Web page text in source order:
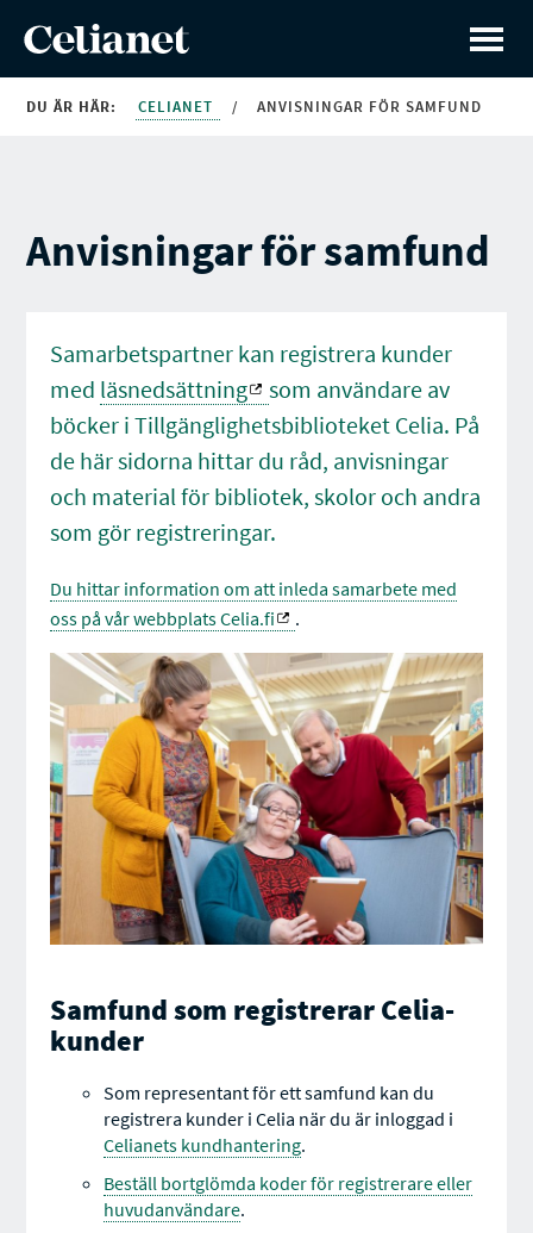
DU ÄR HÄR: CELIANET / ANVISNINGAR FÖR SAMFUND
Anvisningar för samfund
Samarbetspartner kan registrera kunder
med läsnedsättning
som användare av
böcker i Tillgänglighetsbiblioteket Celia. På
de här sidorna hittar du råd, anvisningar
och material för bibliotek, skolor och andra
som gör registreringar.
Du hittar information om att inleda samarbete med
oss på vår webbplats Celia.fi
.
Samfund som registrerar Celia-
kunder
Som representant för ett samfund kan du
registrera kunder i Celia när du är inloggad i
Celianets kundhantering.
Beställ bortglömda koder för registrerare eller
huvudanvändare.